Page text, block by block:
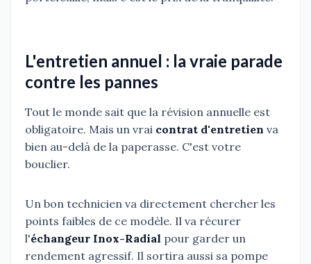
L'entretien annuel : la vraie parade
contre les pannes
Tout le monde sait que la révision annuelle est
obligatoire. Mais un vrai contrat d'entretien va
bien au-delà de la paperasse. C'est votre
bouclier.
Un bon technicien va directement chercher les
points faibles de ce modèle. Il va récurer
l'échangeur Inox-Radial pour garder un
rendement agressif. Il sortira aussi sa pompe